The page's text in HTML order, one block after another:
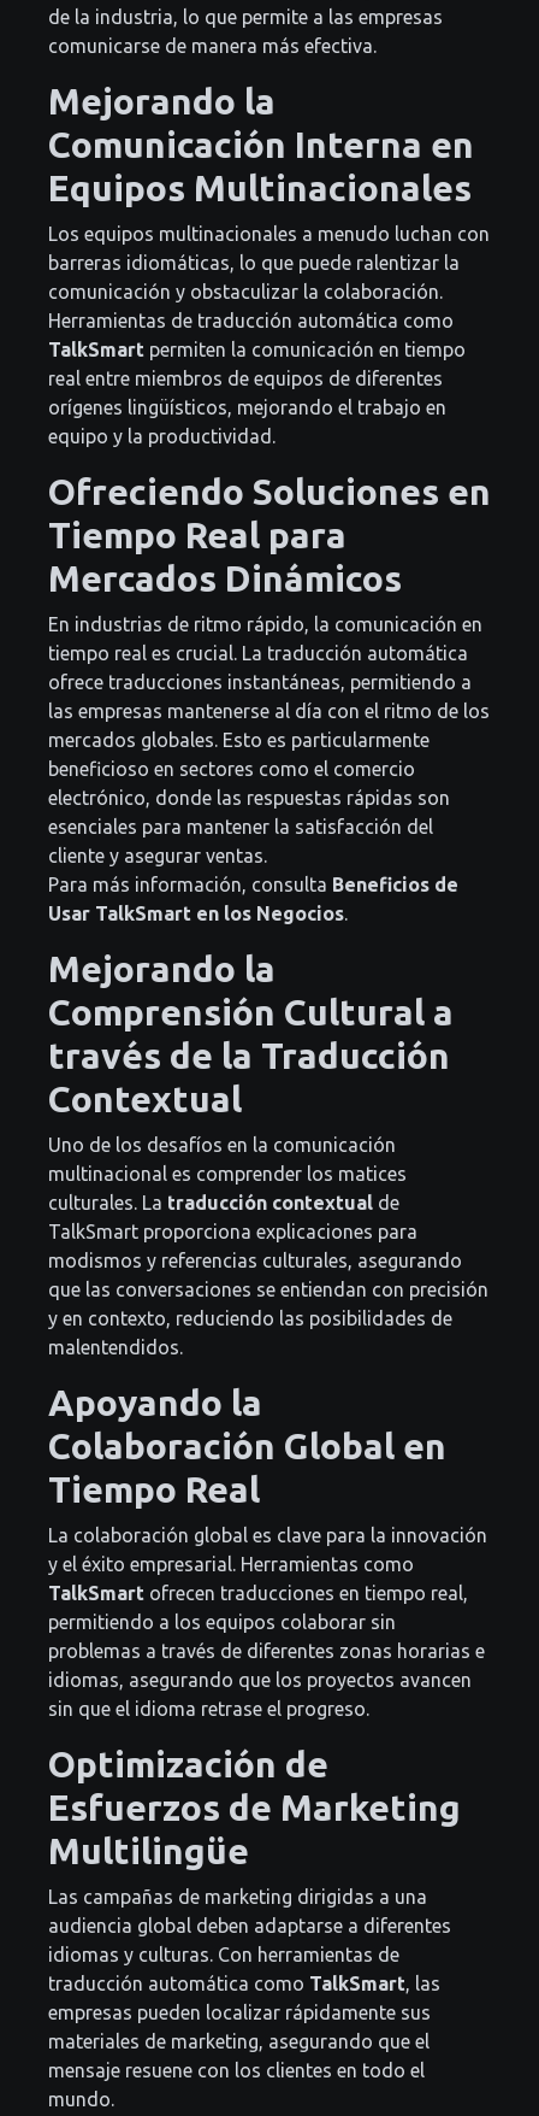
de la industria, lo que permite a las empresas
comunicarse de manera más efectiva.
Mejorando la
Comunicación Interna en
Equipos Multinacionales
Los equipos multinacionales a menudo luchan con
barreras idiomáticas, lo que puede ralentizar la
comunicación y obstaculizar la colaboración.
Herramientas de traducción automática como
TalkSmart permiten la comunicación en tiempo
real entre miembros de equipos de diferentes
orígenes lingüísticos, mejorando el trabajo en
equipo y la productividad.
Ofreciendo Soluciones en
Tiempo Real para
Mercados Dinámicos
En industrias de ritmo rápido, la comunicación en
tiempo real es crucial. La traducción automática
ofrece traducciones instantáneas, permitiendo a
las empresas mantenerse al día con el ritmo de los
mercados globales. Esto es particularmente
beneficioso en sectores como el comercio
electrónico, donde las respuestas rápidas son
esenciales para mantener la satisfacción del
cliente y asegurar ventas.
Para más información, consulta Beneficios de
Usar TalkSmart en los Negocios
Mejorando la
Comprensión Cultural a
través de la Traducción
Contextual
Uno de los desafíos en la comunicación
multinacional es comprender los matices
culturales. La traducción contextual de
TalkSmart proporciona explicaciones para
modismos y referencias culturales, asegurando
que las conversaciones se entiendan con precisión
y en contexto, reduciendo las posibilidades de
malentendidos.
Apoyando la
Colaboración Global en
Tiempo Real
La colaboración global es clave para la innovación
y el éxito empresarial. Herramientas como
TalkSmart ofrecen traducciones en tiempo real,
permitiendo a los equipos colaborar sin
problemas a través de diferentes zonas horarias e
idiomas, asegurando que los proyectos avancen
sin que el idioma retrase el progreso.
Optimización de
Esfuerzos de Marketing
Multilingüe
Las campañas de marketing dirigidas a una
audiencia global deben adaptarse a diferentes
idiomas y culturas. Con herramientas de
traducción automática como TalkSmart , las
empresas pueden localizar rápidamente sus
materiales de marketing, asegurando que el
mensaje resuene con los clientes en todo el
mundo.